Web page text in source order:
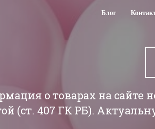
Блог
о товарах на сайте
(ст. 407 ГК РБ).